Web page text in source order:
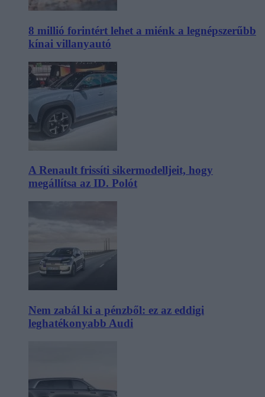
8 millió forintért lehet a miénk a legnépszerűbb
kínai villanyautó
A Renault frissíti sikermodelljeit, hogy
megállítsa az ID. Polót
Nem zabál ki a pénzből: ez az eddigi
leghatékonyabb Audi